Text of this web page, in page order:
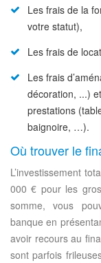
Les frais de la
votre statut),
Les frais de
Les frais
décoration, ...)
prestations
baignoire, …).
Où trouver le
L’investissement
000 € pour les
somme, vous
banque en
avoir recours au
sont parfois